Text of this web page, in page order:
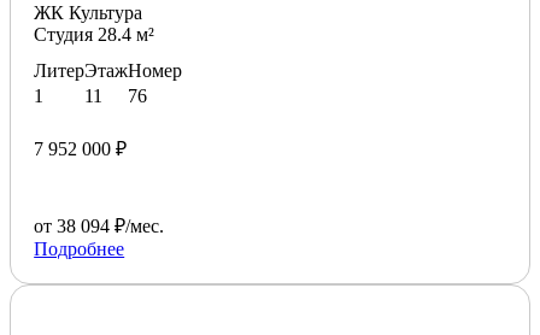
ЖК Культура
Студия 28.4 м²
Литер
1
Этаж
11
Номер
76
7 952 000 ₽
от 38 094 ₽/мес.
Подробнее